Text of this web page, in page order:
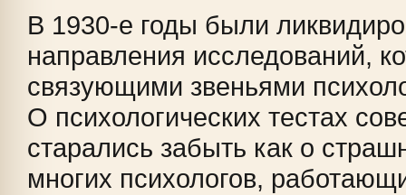
В 1930-е годы были
направления исследований,
связующими звеньями
О психологических тестах
старались забыть как о
многих психологов,